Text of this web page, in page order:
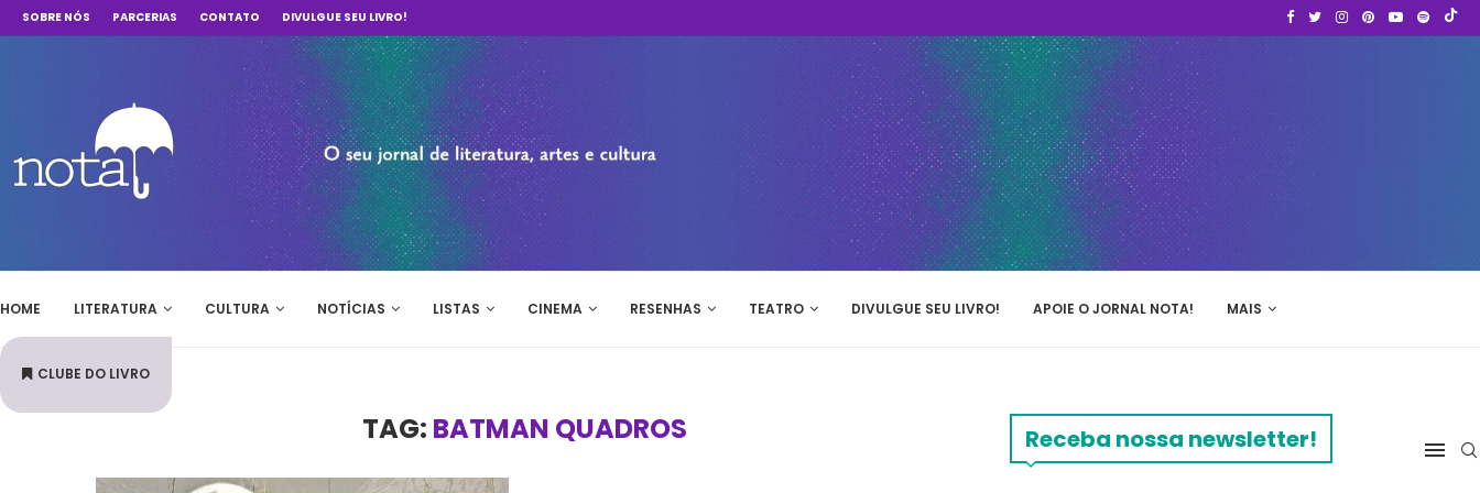
SOBRE NÓS PARCERIAS CONTATO DIVULGUE SEU LIVRO!
HOME LITERATURA CULTURA NOTÍCIAS LISTAS CINEMA RESENHAS TEATRO DIVULGUE SEU LIVRO! APOIE O JORNAL NOTA! MAIS
CLUBE DO LIVRO
TAG: BATMAN QUADROS Receba nossa newsletter!